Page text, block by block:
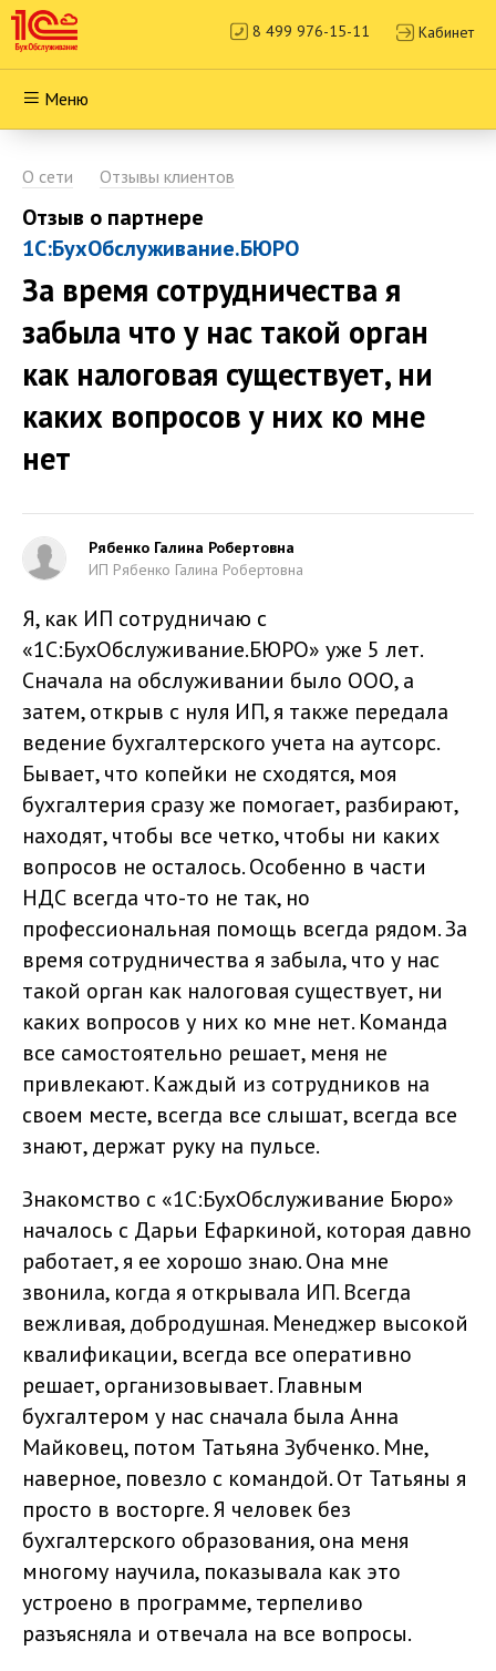
8 499 976-15-11 Кабинет
Меню
О сети Отзывы клиентов
Отзыв о партнере
1С:БухОбслуживание.БЮРО
За время сотрудничества я
забыла что у нас такой орган
как налоговая существует, ни
каких вопросов у них ко мне
нет
Рябенко Галина Робертовна
ИП Рябенко Галина Робертовна
Я, как ИП сотрудничаю с
«1С:БухОбслуживание.БЮРО» уже 5 лет.
Сначала на обслуживании было ООО, а
затем, открыв с нуля ИП, я также передала
ведение бухгалтерского учета на аутсорс.
Бывает, что копейки не сходятся, моя
бухгалтерия сразу же помогает, разбирают,
находят, чтобы все четко, чтобы ни каких
вопросов не осталось. Особенно в части
НДС всегда что-то не так, но
профессиональная помощь всегда рядом. За
время сотрудничества я забыла, что у нас
такой орган как налоговая существует, ни
каких вопросов у них ко мне нет. Команда
все самостоятельно решает, меня не
привлекают. Каждый из сотрудников на
своем месте, всегда все слышат, всегда все
знают, держат руку на пульсе.
Знакомство с «1С:БухОбслуживание Бюро»
началось с Дарьи Ефаркиной, которая давно
работает, я ее хорошо знаю. Она мне
звонила, когда я открывала ИП. Всегда
вежливая, добродушная. Менеджер высокой
квалификации, всегда все оперативно
решает, организовывает. Главным
бухгалтером у нас сначала была Анна
Майковец, потом Татьяна Зубченко. Мне,
наверное, повезло с командой. От Татьяны я
просто в восторге. Я человек без
бухгалтерского образования, она меня
многому научила, показывала как это
устроено в программе, терпеливо
разъясняла и отвечала на все вопросы.